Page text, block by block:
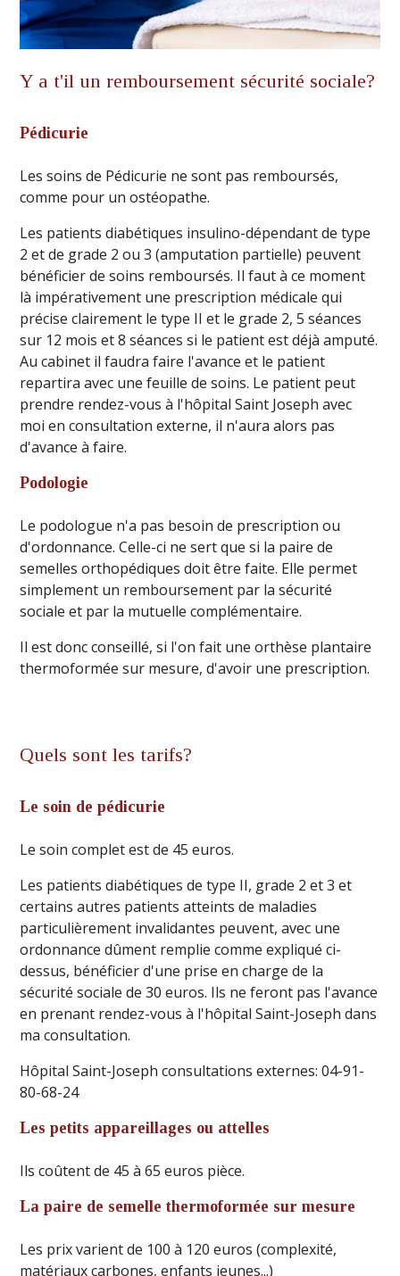
Y a t'il un remboursement sécurité sociale?
Pédicurie
Les soins de Pédicurie ne sont pas remboursés,
comme pour un ostéopathe.
Les patients diabétiques insulino-dépendant de type
2 et de grade 2 ou 3 (amputation partielle) peuvent
bénéficier de soins remboursés. Il faut à ce moment
là impérativement une prescription médicale qui
précise clairement le type II et le grade 2, 5 séances
sur 12 mois et 8 séances si le patient est déjà amputé.
Au cabinet il faudra faire l'avance et le patient
repartira avec une feuille de soins. Le patient peut
prendre rendez-vous à l'hôpital Saint Joseph avec
moi en consultation externe, il n'aura alors pas
d'avance à faire.
Podologie
Le podologue n'a pas besoin de prescription ou
d'ordonnance. Celle-ci ne sert que si la paire de
semelles orthopédiques doit être faite. Elle permet
simplement un remboursement par la sécurité
sociale et par la mutuelle complémentaire.
Il est donc conseillé, si l'on fait une orthèse plantaire
thermoformée sur mesure, d'avoir une prescription.
Quels sont les tarifs?
Le soin de pédicurie
Le soin complet est de 45 euros.
Les patients diabétiques de type II, grade 2 et 3 et
certains autres patients atteints de maladies
particulièrement invalidantes peuvent, avec une
ordonnance dûment remplie comme expliqué ci-
dessus, bénéficier d'une prise en charge de la
sécurité sociale de 30 euros. Ils ne feront pas l'avance
en prenant rendez-vous à l'hôpital Saint-Joseph dans
ma consultation.
Hôpital Saint-Joseph consultations externes: 04-91-
80-68-24
Les petits appareillages ou attelles
Ils coûtent de 45 à 65 euros pièce.
La paire de semelle thermoformée sur mesure
Les prix varient de 100 à 120 euros (complexité,
matériaux carbones, enfants jeunes...)